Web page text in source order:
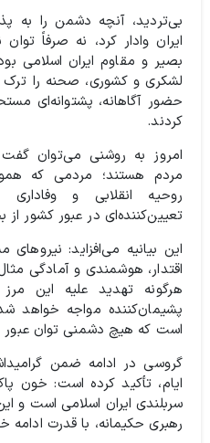
بی‌تردید، آنچه دشمن را به
ایران وادار کرد، نه صرفاً
بصیر و مقاوم ایران اسلامی
لشکری و کشوری، صحنه را
حضور آگاهانه، پشتوانه‌ای
کردند.
امروز به روشنی می‌توان
مردم هستند؛ مردمی که
روحیه انقلابی و
تعیین‌کننده‌ای در عبور کشور از
این بیانیه می‌افزاید:
اقتدار، هوشمندی و آمادگی
هرگونه تهدید علیه این
پشیمان‌کننده مواجه خواهد
است که هیچ دشمنی توان عبور
گروسی در ادامه ضمن
ایام، تأکید کرده است: خون
سربلندی ایران اسلامی است و
رهبری حکیمانه، با قدرت ادامه